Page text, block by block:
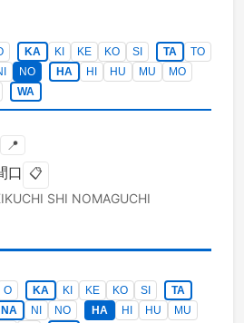
KA KI KE KO SI TA
TO
NO HA HI HU MU
MO
WA
📍
口 📋
SHI NOMAGUCHI
O KA KI KE KO SI
TA
NA NI NO HA HI HU
MU